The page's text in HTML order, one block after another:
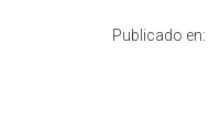
Publicado en: